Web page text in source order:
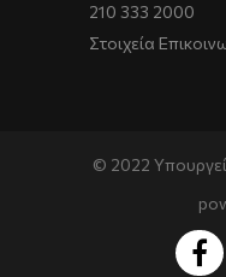
210 333 2000
Στοιχεία
© 2022